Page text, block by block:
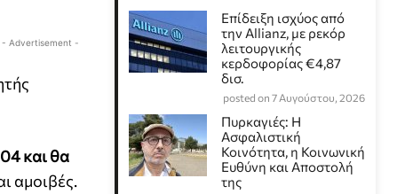
- Advertisement -
και θα
αμοιβές.
Επίδειξη ισχύος από
την Allianz, με ρεκόρ
λειτουργικής
κερδοφορίας €4,87
δισ.
posted on 7 Αυγούστου, 2026
Πυρκαγιές: Η
Ασφαλιστική
Κοινότητα, η Κοινωνική
Ευθύνη και Αποστολή
της